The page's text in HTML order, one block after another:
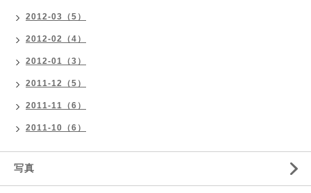
2012-03（5）
2012-02（4）
2012-01（3）
2011-12（5）
2011-11（6）
2011-10（6）
写真